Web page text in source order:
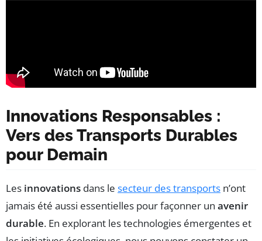
Innovations Responsables :
Vers des Transports Durables
pour Demain
Les innovations dans le secteur des transports n’ont
jamais été aussi essentielles pour façonner un avenir
durable. En explorant les technologies émergentes et